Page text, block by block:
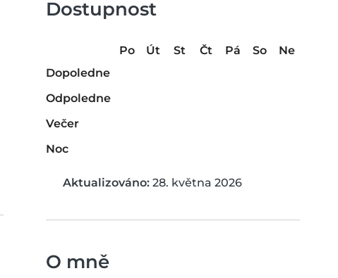
Dostupnost
Po Út St Čt Pá So
Ne
Dopoledne
Odpoledne
Večer
Noc
Aktualizováno: 28. května 2026
O mně